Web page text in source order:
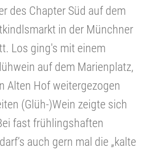
des Chapter Süd auf dem
in der Münchner
Los ging's mit einem
auf dem Marienplatz,
Alten Hof weitergezogen
(Glüh-)Wein zeigte sich
fast frühlingshaften
auch gern mal die „kalte